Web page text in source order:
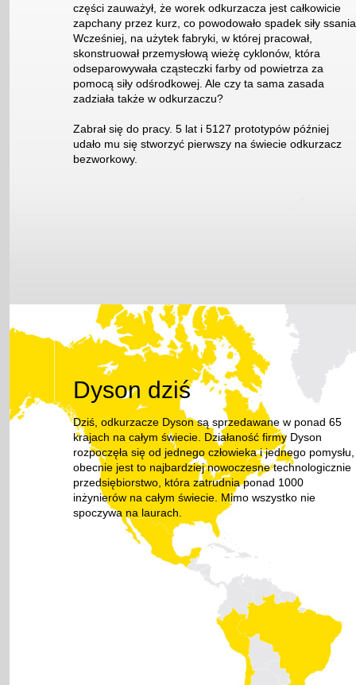
części zauważył, że worek odkurzacza jest całkowicie
zapchany przez kurz, co powodowało spadek siły
Wcześniej, na użytek fabryki, w której pracował,
skonstruował przemysłową wieżę cyklonów, która
odseparowywała cząsteczki farby od powietrza za
pomocą siły odśrodkowej. Ale czy ta sama zasada
zadziała także w odkurzaczu?
Zabrał się do pracy. 5 lat i 5127 prototypów później
udało mu się stworzyć pierwszy na świecie odkurzacz
bezworkowy.
Dyson dziś
Dziś, odkurzacze Dyson są sprzedawane w ponad 65
krajach na całym świecie. Działaność firmy Dyson
rozpoczęła się od jednego człowieka i jednego pomysłu,
obecnie jest to najbardziej nowoczesne technologicznie
przedsiębiorstwo, która zatrudnia ponad 1000
inżynierów na całym świecie. Mimo wszystko nie
spoczywa na laurach.